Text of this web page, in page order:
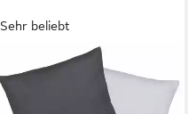
Sehr beliebt
Bettwäsche Fenja in Gr.
135x200 oder 155x220 cm,